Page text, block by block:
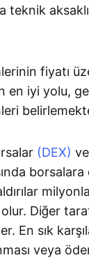
teknik
fiyatı
en iyi yolu,
(DEX)
Diğer
En sık
veya